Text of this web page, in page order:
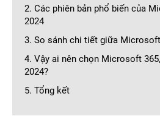
2. Các phiên bản phổ biến của
2024
3. So sánh chi tiết giữa
4. Vậy ai nên chọn Microsoft
2024?
5. Tổng kết